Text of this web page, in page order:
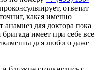
ответит
какая именно
для доктора пока
имеет при себе все
для любого даже